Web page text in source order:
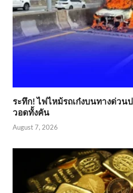
ระทึก! ไฟไหม้รถเก๋งบนทางด่วน
วอดทั้งคัน
August 7, 2026